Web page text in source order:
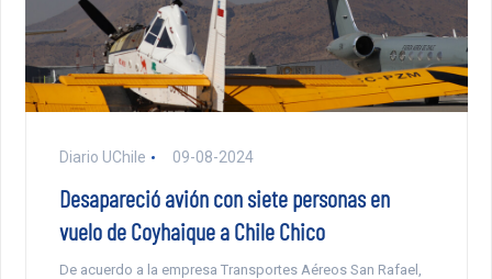
Diario UChile 09-08-2024
Desapareció avión con siete personas en
vuelo de Coyhaique a Chile Chico
De acuerdo a la empresa Transportes Aéreos San Rafael,